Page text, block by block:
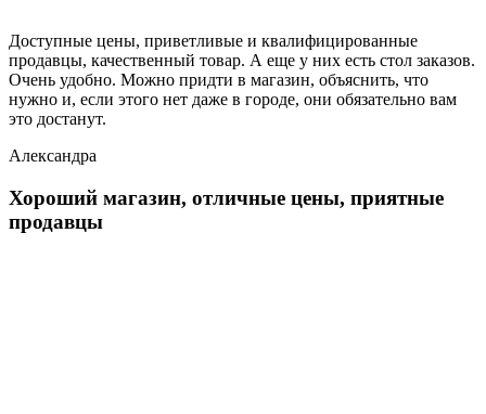
Доступные цены, приветливые и квалифицированные
продавцы, качественный товар. А еще у них есть стол заказов.
Очень удобно. Можно придти в магазин, объяснить, что
нужно и, если этого нет даже в городе, они обязательно вам
это достанут.
Александра
Хороший магазин, отличные цены, приятные
продавцы